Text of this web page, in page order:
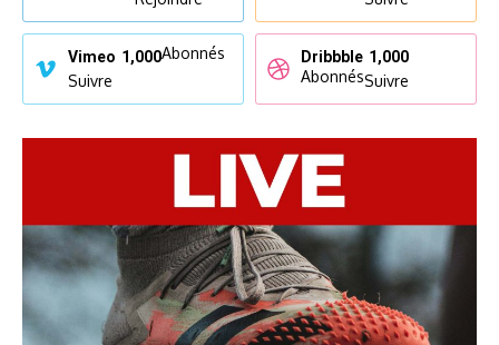
Vimeo 1,000Abonnés
Suivre
Dribbble 1,000
AbonnésSuivre